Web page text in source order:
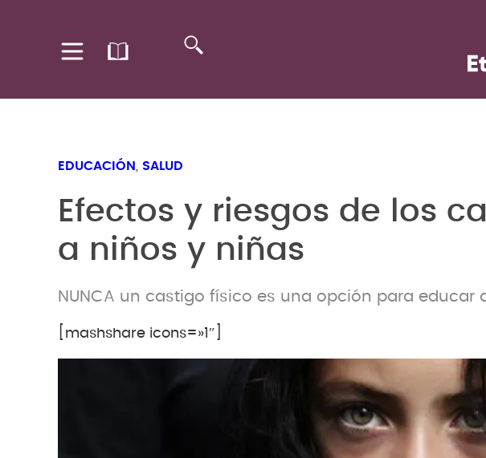
EDUCACIÓN SALUD
Efectos y riesgos de los
a niños y niñas
NUNCA un castigo físico es una opción para educar
[mashshare icons=»1″]